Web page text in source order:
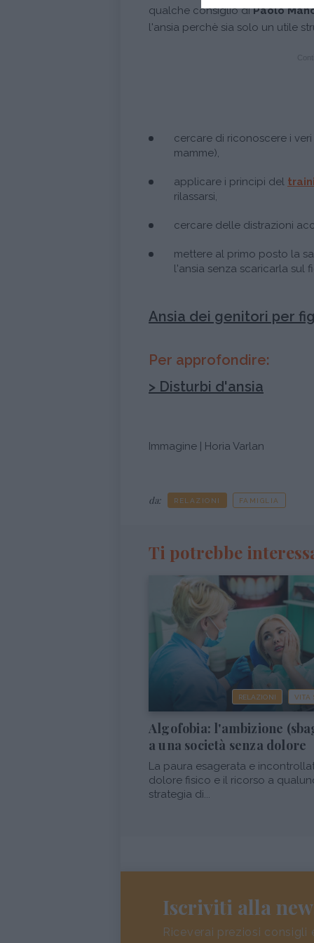
qualche consiglio diPaolo
l'ansia perchè sia solo un utile
cercare di riconoscere i
mamme),
applicare i principi del
rilassarsi,
cercare delle distrazioni
mettere al primo posto la
l'ansia senza scaricarla sul
Ansia dei genitori per
Per approfondire:
> Disturbi d'ansia
Immagine | Horia Varlan
da: RELAZIONI FAMIGLIA
Ti potrebbe
RELAZIONI VITA
Algofobia: l'ambizione
a una società senza dolore
La paura esagerata e
dolore fisico e il ricorso a
strategia di...
Iscriviti alla
Riceverai preziosi